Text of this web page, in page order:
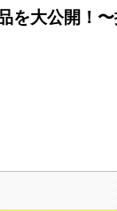
を大公開！